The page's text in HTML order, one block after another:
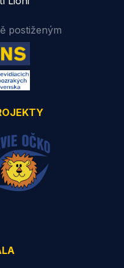
postiženým